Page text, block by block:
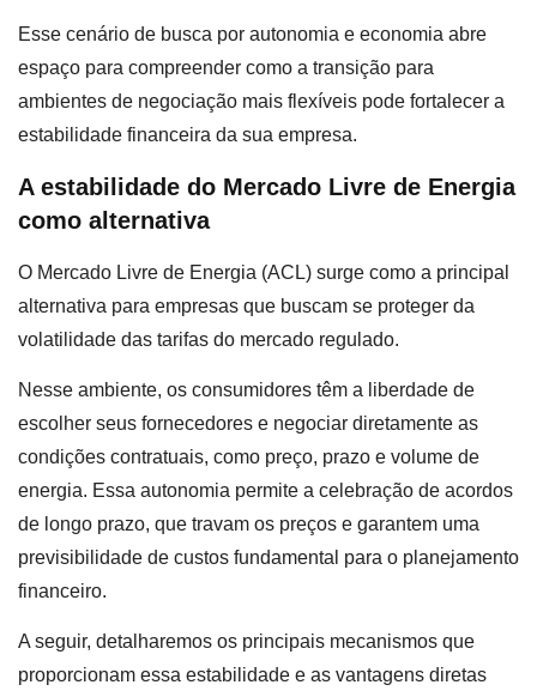
Esse cenário de busca por autonomia e economia abre
espaço para compreender como a transição para
ambientes de negociação mais flexíveis pode fortalecer a
estabilidade financeira da sua empresa.
A estabilidade do Mercado Livre de Energia
como alternativa
O Mercado Livre de Energia (ACL) surge como a principal
alternativa para empresas que buscam se proteger da
volatilidade das tarifas do mercado regulado.
Nesse ambiente, os consumidores têm a liberdade de
escolher seus fornecedores e negociar diretamente as
condições contratuais, como preço, prazo e volume de
energia. Essa autonomia permite a celebração de acordos
de longo prazo, que travam os preços e garantem uma
previsibilidade de custos fundamental para o planejamento
financeiro.
A seguir, detalharemos os principais mecanismos que
proporcionam essa estabilidade e as vantagens diretas